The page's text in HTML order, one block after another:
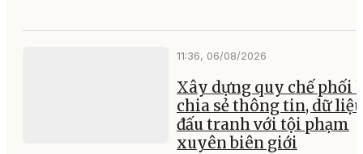
11:36, 06/08/2026
Xây dựng quy chế phối
chia sẻ thông tin, dữ liệu
đấu tranh với tội phạm
xuyên biên giới